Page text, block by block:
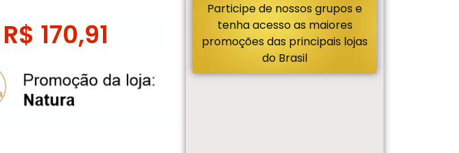
R$ 170,91
Participe de nossos grupos e
tenha acesso as maiores
promoções das principais lojas
do Brasil